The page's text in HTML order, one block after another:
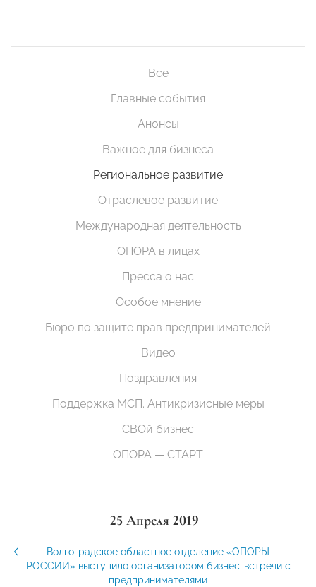
Все
Главные события
Анонсы
Важное для бизнеса
Региональное развитие
Отраслевое развитие
Международная деятельность
ОПОРА в лицах
Пресса о нас
Особое мнение
Бюро по защите прав предпринимателей
Видео
Поздравления
Поддержка МСП. Антикризисные меры
СВОй бизнес
ОПОРА — СТАРТ
25 Апреля 2019
Волгоградское областное отделение «ОПОРЫ
РОССИИ» выступило организатором бизнес-встречи с
предпринимателями